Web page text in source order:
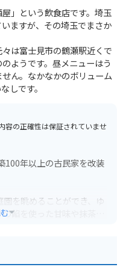
」という飲食店です。埼玉
ますが、その埼玉でまさか
は富士見市の鶴瀬駅近くで
ようです。昼メニューはう
ん。なかなかのボリューム
しです。
の正確性は保証されていませ
100年以上の古民家を改装
を眺めることができ、ゆ
餡を使った甘味や抹茶を
つ」や「抹茶パフェ」。